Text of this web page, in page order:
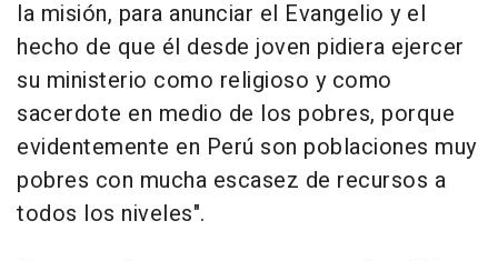
la misión, para anunciar el Evangelio y el
hecho de que él desde joven pidiera ejercer
su ministerio como religioso y como
sacerdote en medio de los pobres, porque
evidentemente en Perú son poblaciones muy
pobres con mucha escasez de recursos a
todos los niveles".